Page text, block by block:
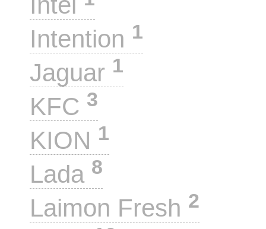
Intention 1
Jaguar 1
KFC 3
KION 1
Lada 8
Laimon Fresh 2